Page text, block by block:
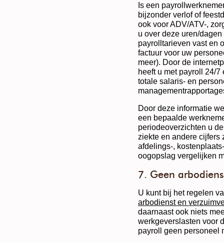
Is een
bijzonder verlof of
ook voor ADV/ATV-,
u over deze uren/
payrolltarieven vast en
factuur voor uw
meer). Door de
heeft u met payroll 24/
totale salaris- en
Door deze informatie
een bepaalde
periodeoverzichten u
ziekte en andere cijfers
afdelings-,
oogopslag vergelijken
7. Geen
U kunt bij het regelen
arbodienst en
daarnaast ook niets
werkgeverslasten voor
payroll geen personeel